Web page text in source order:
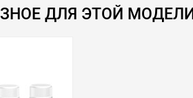
ДЛЯ ЭТОЙ МОДЕЛИ